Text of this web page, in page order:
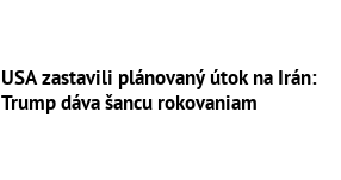
USA zastavili plánovaný útok na Irán:
Trump dáva šancu rokovaniam